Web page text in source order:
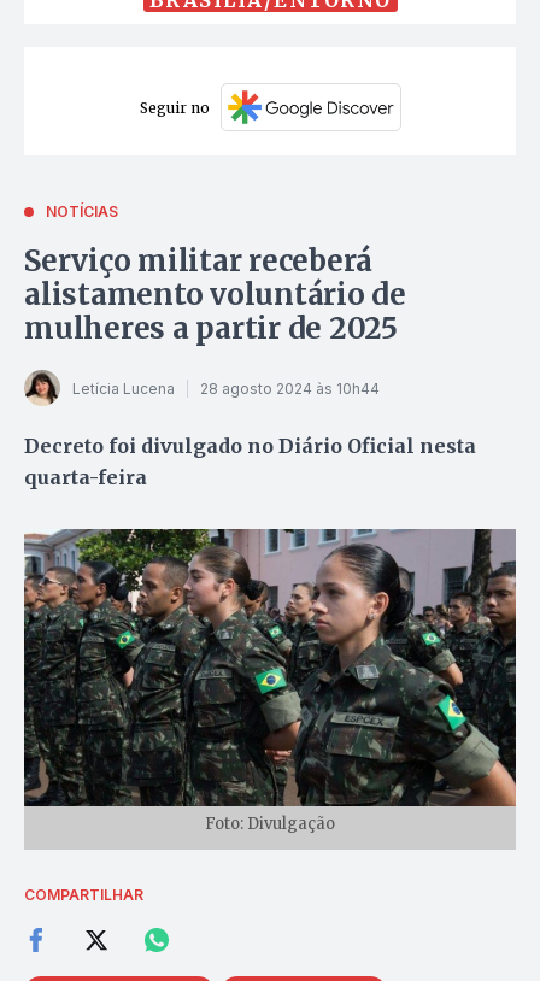
Seguir no
NOTÍCIAS
Serviço militar receberá
alistamento voluntário de
mulheres a partir de 2025
Letícia Lucena 28 agosto 2024 às 10h44
Decreto foi divulgado no Diário Oficial nesta
quarta-feira
Foto: Divulgação
COMPARTILHAR